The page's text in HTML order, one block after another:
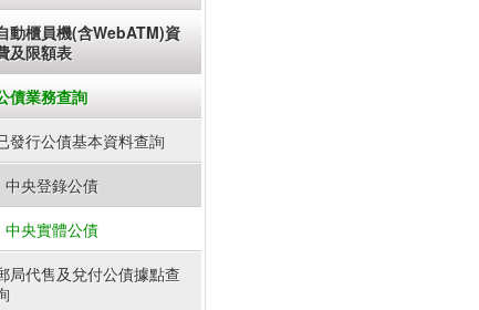
動櫃員機(含WebATM)資
及限額表
債業務查詢
發行公債基本資料查詢
中央登錄公債
中央實體公債
局代售及兌付公債據點查